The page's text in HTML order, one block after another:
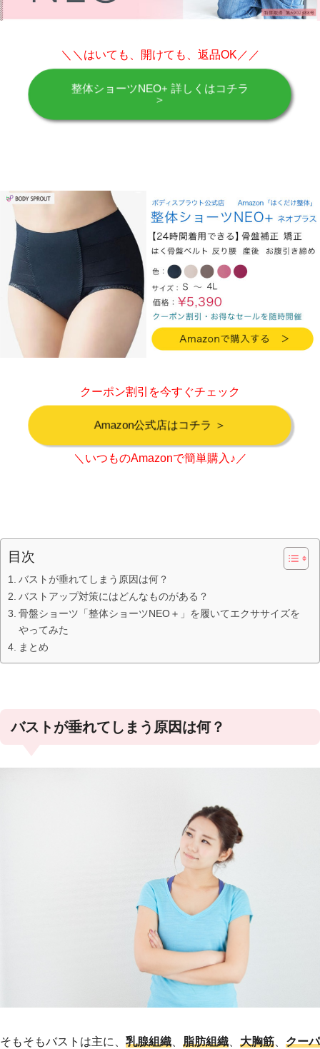
＼＼はいても、開けても、返品OK／／
整体ショーツNEO+ 詳しくはコチラ
＞
クーポン割引を今すぐチェック
Amazon公式店はコチラ ＞
＼いつものAmazonで簡単購入♪／
目次
バストが垂れてしまう原因は何？
バストアップ対策にはどんなものがある？
骨盤ショーツ「整体ショーツNEO＋」を履いてエクササイズを
やってみた
まとめ
バストが垂れてしまう原因は何？
そもそもバストは主に、 乳腺組織 脂肪組織 大胸筋
クーパ